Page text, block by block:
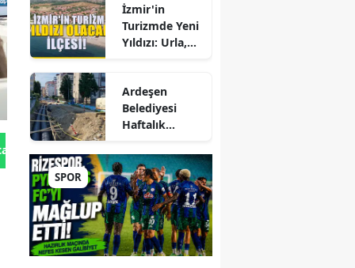
Gönder
Seferberliği
İzmir'in
Turizmde Yeni
Yıldızı: Urla,
Sollayan İlçe!
Ardeşen
Belediyesi
Haftalık
Raporunu
Paylaştı:
Çalışmalar İlçe
Genelinde
Aralıksız
Sürüyor
SPOR